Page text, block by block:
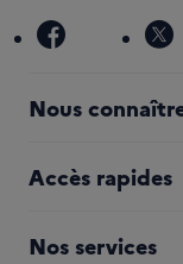
facebook x
Nous
Accès rapides
Nos services